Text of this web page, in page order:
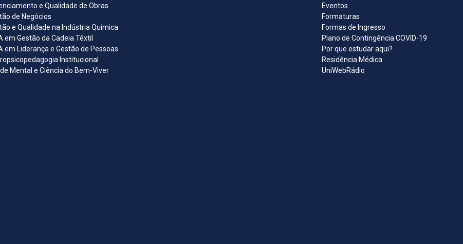
e Qualidade de Obras
de Negócios
e Qualidade na Indústria Química
em Gestão da Cadeia Têxtil
em Liderança e Gestão de Pessoas
Institucional
Mental e Ciência do Bem-Viver
Eventos
Formaturas
Formas de Ingresso
Plano de Contingência COVID-19
Por que estudar aqui?
Residência Médica
UniWebRádio